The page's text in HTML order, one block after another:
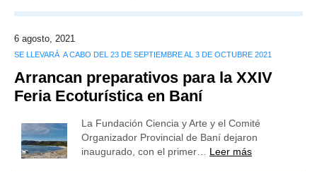
6 agosto, 2021
SE LLEVARÁ A CABO DEL 23 DE SEPTIEMBRE AL 3 DE OCTUBRE 2021
Arrancan preparativos para la XXIV
Feria Ecoturística en Baní
La Fundación Ciencia y Arte y el Comité
Organizador Provincial de Baní dejaron
inaugurado, con el primer… Leer más